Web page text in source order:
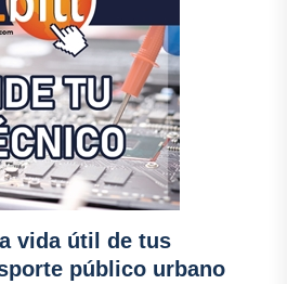
vida útil de tus
público urbano